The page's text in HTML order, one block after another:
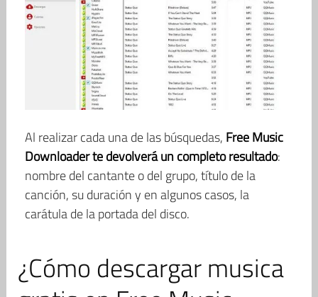
Al realizar cada una de las búsquedas, Free Music
Downloader te devolverá un completo resultado:
nombre del cantante o del grupo, título de la
canción, su duración y en algunos casos, la
carátula de la portada del disco.
¿Cómo descargar musica